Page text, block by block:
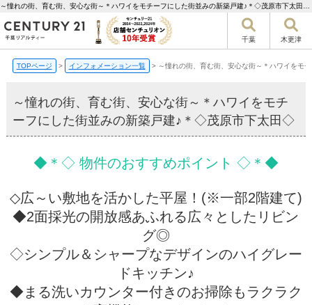
千葉 木更津
TOPページ > インフォメーション一覧 > ～憧れの街、育む街、安心な街～＊ハワイを
～憧れの街、育む街、安心な街～＊ハワイをモチ
ーフにした街並みの新築戸建♪＊◇茂原市下太田◇
◆＊◇ 物件のおすすめポイント ◇＊◆
◇広～い敷地を活かした平屋！(※一部2階建て)
◆2面採光の開放感あふれる広々としたリビン
グ◎
◇シンプル＆シャープなデザインのハイグレー
ドキッチン♪
◆まる洗いカウンター付きのお掃除もラクラク